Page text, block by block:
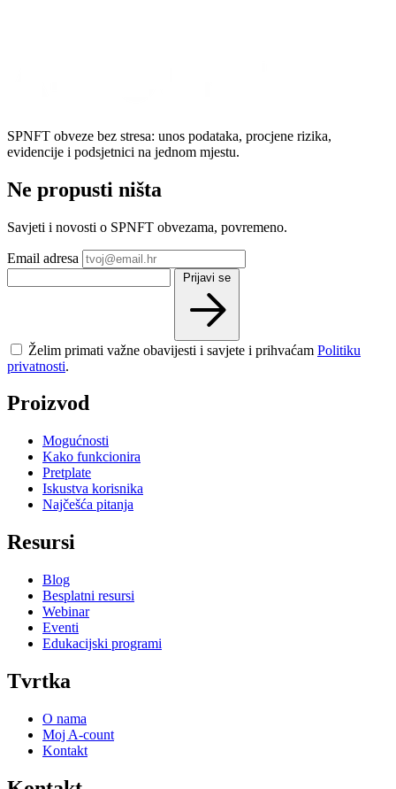
SPNFT obveze bez stresa: unos podataka, procjene rizika,
evidencije i podsjetnici na jednom mjestu.
Ne propusti ništa
Savjeti i novosti o SPNFT obvezama, povremeno.
Email adresa
Želim primati važne obavijesti i savjete i prihvaćam Politiku
privatnosti.
Proizvod
Mogućnosti
Kako funkcionira
Pretplate
Iskustva korisnika
Najčešća pitanja
Resursi
Blog
Besplatni resursi
Webinar
Eventi
Edukacijski programi
Tvrtka
O nama
Moj A-count
Kontakt